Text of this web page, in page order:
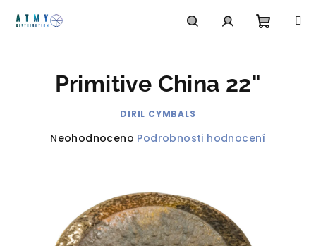
Primitive China 22"
DIRIL CYMBALS
Průměrné
hvězdiček.
Neohodnoceno Podrobnosti hodnocení